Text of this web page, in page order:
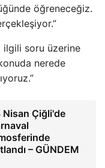
öğreneceğiz.
ilgili soru üzerine
nerede
Nisan Çiğli'de
– GÜNDEM